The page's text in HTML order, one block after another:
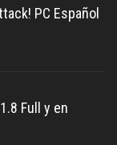
PC Español
Full y en